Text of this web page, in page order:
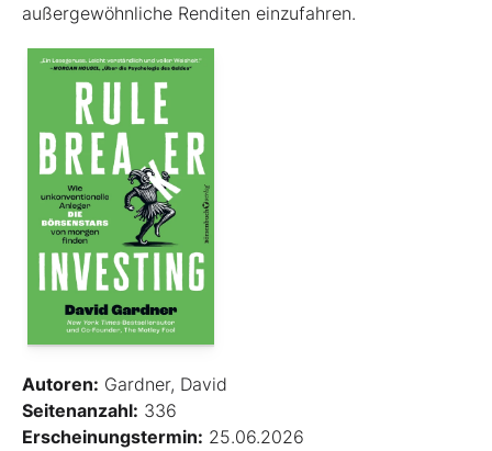
außergewöhnliche Renditen einzufahren.
Autoren: Gardner, David
Seitenanzahl: 336
Erscheinungstermin: 25.06.2026